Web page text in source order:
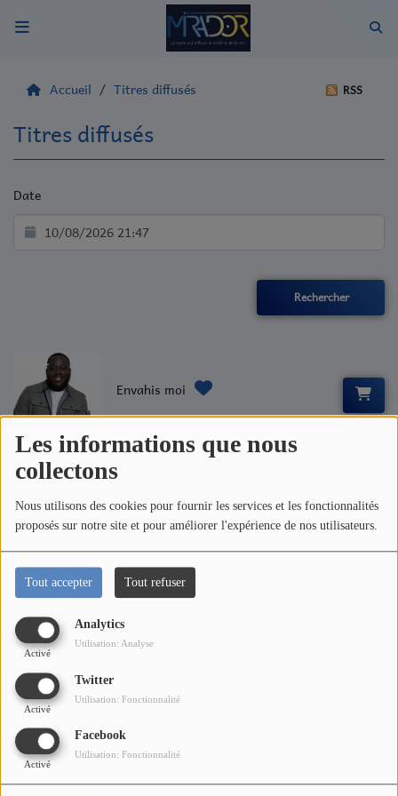
Les informations que nous
collectons
Nous utilisons des cookies pour fournir les services et les fonctionnalités
proposés sur notre site et pour améliorer l'expérience de nos utilisateurs.
Tout accepter Tout refuser
Analytics
Activé
Utilisation: Analyse
Twitter
Activé
Utilisation: Fonctionnalité
Facebook
Activé
Utilisation: Fonctionnalité
Accueil
Qui sommes nous ?
Radio
Musique
Artistes
Titres diffusés
Top 10
Médias
Photos
Vidéos
Podcasts
Participez
Témoignages
Jeux Concours
Accueil Titres diffusés RSS
Titres diffusés
Date
21:42
Envahis moi
Benga Ngai
David Ize
21:28